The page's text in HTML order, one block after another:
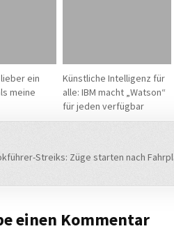
ein
meine
Künstliche Intelligenz für
alle: IBM macht „Watson“
für jeden verfügbar
Streiks: Züge starten nach
einen Kommentar